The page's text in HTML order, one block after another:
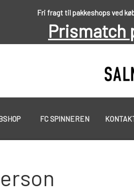
Fri fragt til pakkeshops ved
Prismatch
FC SPINNEREN